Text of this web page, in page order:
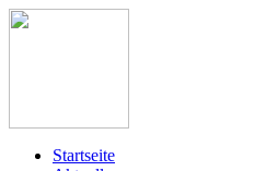
Startseite